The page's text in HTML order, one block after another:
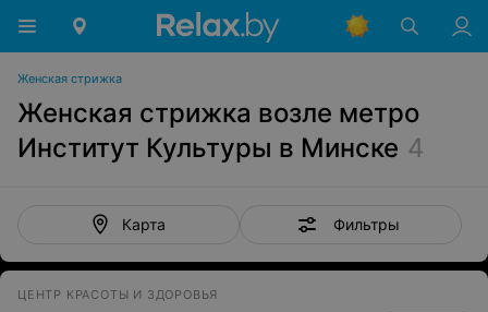
Женская стрижка
Женская стрижка возле метро
Институт Культуры в Минске 4
Карта Фильтры
ЦЕНТР КРАСОТЫ И ЗДОРОВЬЯ